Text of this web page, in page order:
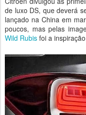
de luxo DS, que deverá
lançado na China em
poucos, mas pelas
Wild Rubis foi a